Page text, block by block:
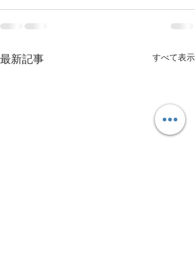
最新記事 すべて表示